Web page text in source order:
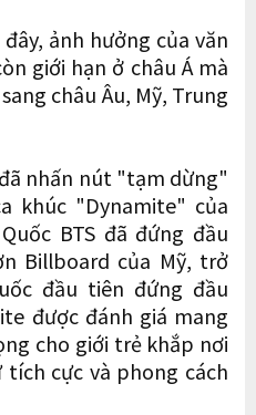
ảnh hưởng của văn
giới hạn ở châu Á mà
châu Âu, Mỹ, Trung
nhấn nút "tạm dừng"
khúc "Dynamite" của
BTS đã đứng đầu
Billboard của Mỹ, trở
đầu tiên đứng đầu
được đánh giá mang
cho giới trẻ khắp nơi
cực và phong cách